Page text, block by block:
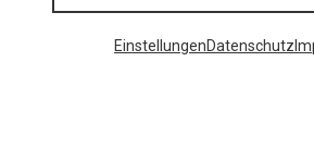
EinstellungenDatenschutz